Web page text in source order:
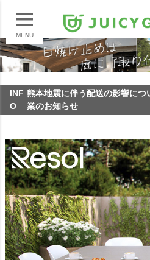
MENU
INF
O
熊本地震に伴う配送の影響に
業のお知らせ